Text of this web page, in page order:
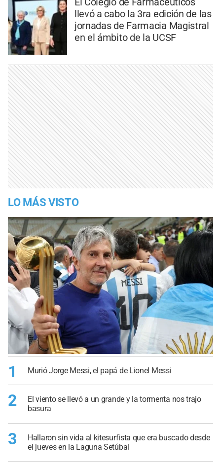
llevó a cabo la 3ra edición de las
jornadas de Farmacia Magistral
en el ámbito de la UCSF
LO MÁS VISTO
1 Murió Jorge Messi, el papá de Lionel Messi
2
El viento se llevó a un grande y la tormenta nos trajo
basura
3
Hallaron sin vida al kitesurfista que era buscado desde
el jueves en la Laguna Setúbal